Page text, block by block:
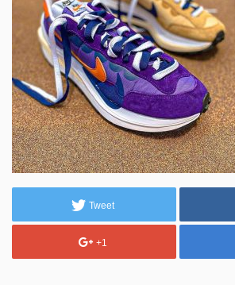
Tweet
+1